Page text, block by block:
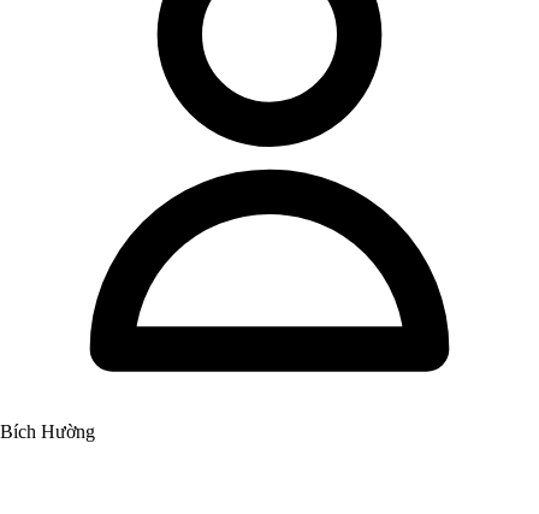
Bích Hường